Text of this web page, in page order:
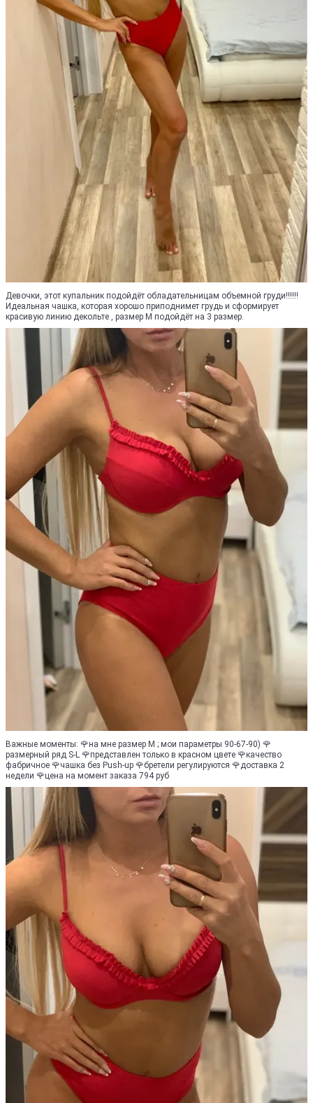
Девочки, этот купальник подойдёт обладательницам объемной груди‼️‼️‼️
Идеальная чашка, которая хорошо приподнимет грудь и сформирует
красивую линию декольте , размер М подойдёт на 3 размер.
Важные моменты: 🌹на мне размер М ; мои параметры 90-67-90) 🌹
размерный ряд S-L 🌹представлен только в красном цвете 🌹качество
фабричное 🌹чашка без Push-up 🌹бретели регулируются 🌹доставка 2
недели 🌹цена на момент заказа 794 руб